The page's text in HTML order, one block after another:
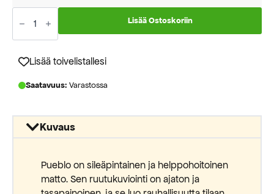
Pueblo
vaaleanharmaa
käytävämatto
leveys
määrä
Lisää Ostoskoriin
Lisää toivelistallesi
Saatavuus: Varastossa
Kuvaus
Pueblo on sileäpintainen ja helppohoitoinen
matto. Sen ruutukuviointi on ajaton ja